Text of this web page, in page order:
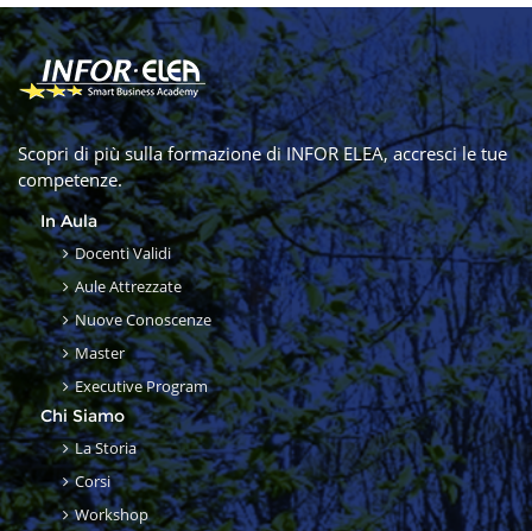
Scopri di più sulla formazione di INFOR ELEA, accresci le tue
competenze.
In Aula
Docenti Validi
Aule Attrezzate
Nuove Conoscenze
Master
Executive Program
Chi Siamo
La Storia
Corsi
Workshop